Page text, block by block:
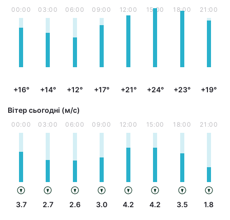
00:00
+16°
03:00
+14°
06:00
+12°
09:00
+17°
12:00
+21°
15:00
+24°
18:00
+23°
21:00
+19°
Вітер сьогодні (м/с)
00:00
3.7
03:00
2.7
06:00
2.6
09:00
3.0
12:00
4.2
15:00
4.2
18:00
3.5
21:00
1.8